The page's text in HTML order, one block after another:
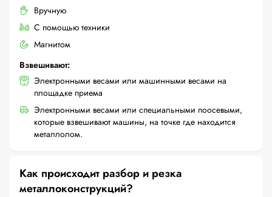
Вручную
С помощью техники
Магнитом
Взвешивают:
Электронными весами или машинными весами на
площадке приема
Электронными весами или специальными поосевыми,
которые взвешивают машины, на точке где находится
металлолом.
Как происходит разбор и резка
металлоконструкций?